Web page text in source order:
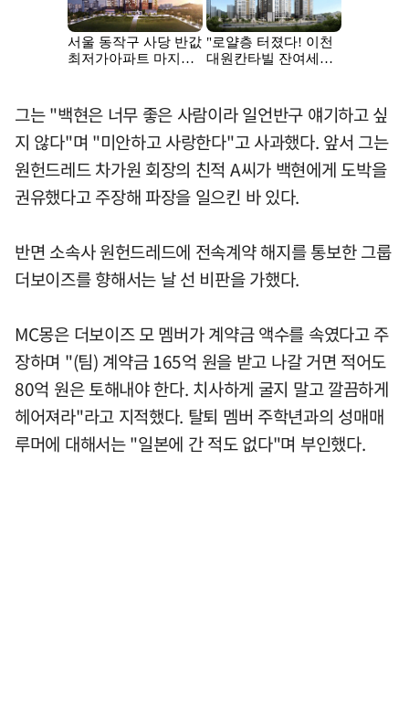
그는 "백현은 너무 좋은 사람이라 일언반구 얘기하고 싶
지 않다"며 "미안하고 사랑한다"고 사과했다. 앞서 그는
원헌드레드 차가원 회장의 친적 A씨가 백현에게 도박을
권유했다고 주장해 파장을 일으킨 바 있다.
반면 소속사 원헌드레드에 전속계약 해지를 통보한 그룹
더보이즈를 향해서는 날 선 비판을 가했다.
MC몽은 더보이즈 모 멤버가 계약금 액수를 속였다고 주
장하며 "(팀) 계약금 165억 원을 받고 나갈 거면 적어도
80억 원은 토해내야 한다. 치사하게 굴지 말고 깔끔하게
헤어져라"라고 지적했다. 탈퇴 멤버 주학년과의 성매매
루머에 대해서는 "일본에 간 적도 없다"며 부인했다.